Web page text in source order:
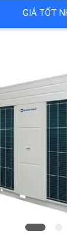
GIÁ TỐT